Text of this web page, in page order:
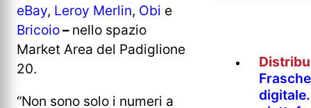
eBay, Leroy Merlin, Obi e
Bricoio– nello spazio
Market Area del Padiglione
20.
“Non sono solo i numeri a